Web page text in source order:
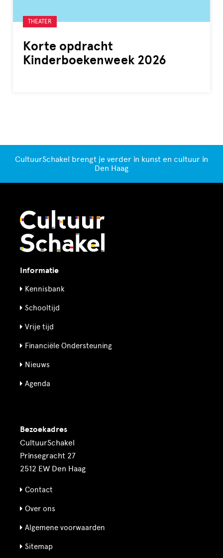
Korte opdracht
Kinderboekenweek 2026
Gelabeld
met:
THEATER
CultuurSchakel brengt je verder in kunst en cultuur in
Den Haag
Informatie
Kennisbank
Schooltijd
Vrije tijd
Financiële Ondersteuning
Nieuws
Agenda
Bezoekadres
CultuurSchakel
Prinsegracht 27
2512 EW Den Haag
Contact
Over ons
Algemene voorwaarden
Sitemap